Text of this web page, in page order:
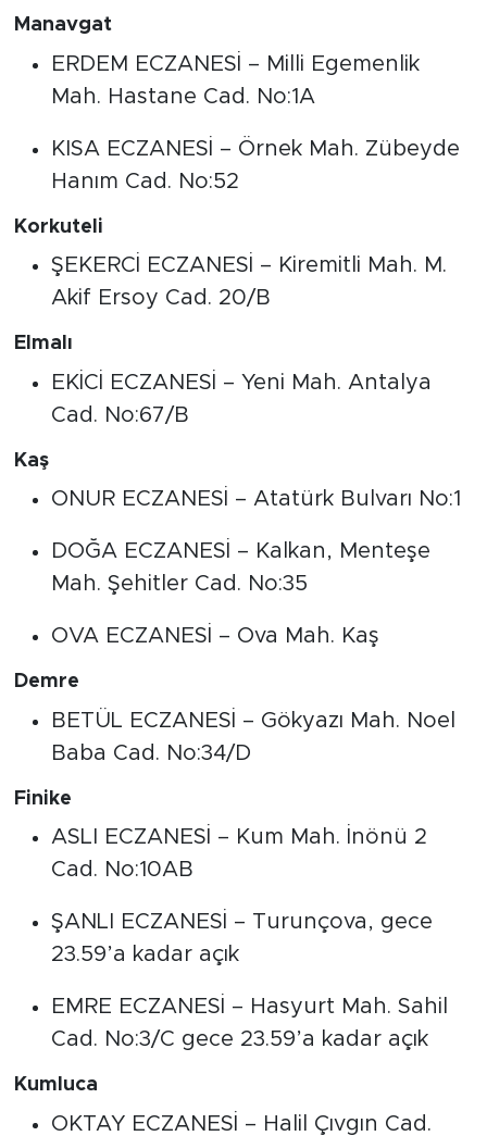
Manavgat
ERDEM ECZANESİ – Milli Egemenlik
Mah. Hastane Cad. No:1A
KISA ECZANESİ – Örnek Mah. Zübeyde
Hanım Cad. No:52
Korkuteli
ŞEKERCİ ECZANESİ – Kiremitli Mah. M.
Akif Ersoy Cad. 20/B
Elmalı
EKİCİ ECZANESİ – Yeni Mah. Antalya
Cad. No:67/B
Kaş
ONUR ECZANESİ – Atatürk Bulvarı No:1
DOĞA ECZANESİ – Kalkan, Menteşe
Mah. Şehitler Cad. No:35
OVA ECZANESİ – Ova Mah. Kaş
Demre
BETÜL ECZANESİ – Gökyazı Mah. Noel
Baba Cad. No:34/D
Finike
ASLI ECZANESİ – Kum Mah. İnönü 2
Cad. No:10AB
ŞANLI ECZANESİ – Turunçova, gece
23.59’a kadar açık
EMRE ECZANESİ – Hasyurt Mah. Sahil
Cad. No:3/C gece 23.59’a kadar açık
Kumluca
OKTAY ECZANESİ – Halil Çıvgın Cad.